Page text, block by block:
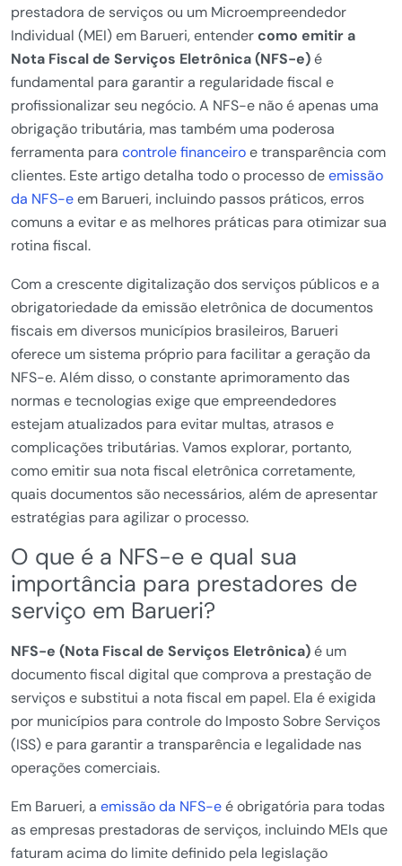
prestadora de serviços ou um Microempreendedor
Individual (MEI) em Barueri, entendercomo emitir a
Nota Fiscal de Serviços Eletrônica (NFS-e)é
fundamental para garantir a regularidade fiscal e
profissionalizar seu negócio. A NFS-e não é apenas uma
obrigação tributária, mas também uma poderosa
ferramenta para controle financeiroe transparência com
clientes. Este artigo detalha todo o processo deemissão
da NFS-eem Barueri, incluindo passos práticos, erros
comuns a evitar e as melhores práticas para otimizar sua
rotina fiscal.
Com a crescente digitalização dos serviços públicos e a
obrigatoriedade da emissão eletrônica de documentos
fiscais em diversos municípios brasileiros, Barueri
oferece um sistema próprio para facilitar a geração da
NFS-e. Além disso, o constante aprimoramento das
normas e tecnologias exige que empreendedores
estejam atualizados para evitar multas, atrasos e
complicações tributárias. Vamos explorar, portanto,
como emitir sua nota fiscal eletrônica corretamente,
quais documentos são necessários, além de apresentar
estratégias para agilizar o processo.
O que é a NFS-e e qual sua
importância para prestadores de
serviço em Barueri?
NFS-e (Nota Fiscal de Serviços Eletrônica)é um
documento fiscal digital que comprova a prestação de
serviços e substitui a nota fiscal em papel. Ela é exigida
por municípios para controle do Imposto Sobre Serviços
(ISS) e para garantir a transparência e legalidade nas
operações comerciais.
Em Barueri, a emissão da NFS-eé obrigatória para todas
as empresas prestadoras de serviços, incluindo MEIs que
faturam acima do limite definido pela legislação